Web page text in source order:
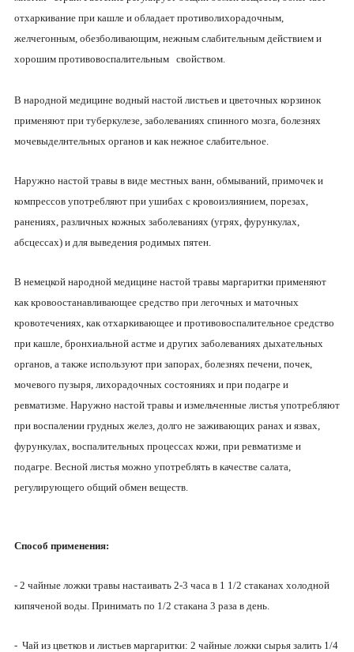
отхаркивание при кашле и обладает противолихорадочным,
желчегонным, обезболивающим, нежным слабительным действием и
хорошим противовоспалительным свойством.
В народной медицине водный настой листьев и цветочных корзинок
применяют при туберкулезе, заболеваниях спинного мозга, болезнях
мочевыделнтельных органов и как нежное слабительное.
Наружно настой травы в виде местных ванн, обмываний, примочек и
компрессов употребляют при ушибах с кровоизлиянием, порезах,
ранениях, различных кожных заболеваниях (угрях, фурункулах,
абсцессах) и для выведения родимых пятен.
В немецкой народной медицине настой травы маргаритки применяют
как кровоостанавливающее средство при легочных и маточных
кровотечениях, как отхаркивающее и противовоспалительное средство
при кашле, бронхиальной астме и других заболеваниях дыхательных
органов, а также используют при запорах, болезнях печени, почек,
мочевого пузыря, лихорадочных состояниях и при подагре и
ревматизме. Наружно настой травы и измельченные листья употребляют
при воспалении грудных желез, долго не заживающих ранах и язвах,
фурункулах, воспалительных процессах кожи, при ревматизме и
подагре. Весной листья можно употреблять в качестве салата,
регулирующего общий обмен веществ.
Способ применения:
- 2 чайные ложки травы настаивать 2-3 часа в 1 1/2 стаканах холодной
кипяченой воды. Принимать по 1/2 стакана 3 раза в день.
- Чай из цветков и листьев маргаритки: 2 чайные ложки сырья залить 1/4